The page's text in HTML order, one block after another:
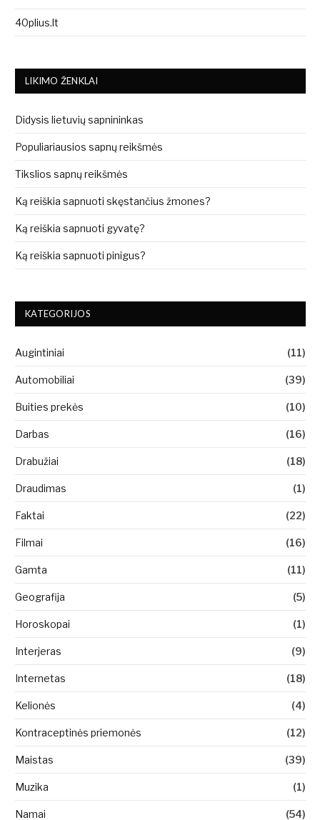
40plius.lt
LIKIMO ŽENKLAI
Didysis lietuvių sapnininkas
Populiariausios sapnų reikšmės
Tikslios sapnų reikšmės
Ką reiškia sapnuoti skęstančius žmones?
Ką reiškia sapnuoti gyvatę?
Ką reiškia sapnuoti pinigus?
KATEGORIJOS
Augintiniai (11)
Automobiliai (39)
Buities prekės (10)
Darbas (16)
Drabužiai (18)
Draudimas (1)
Faktai (22)
Filmai (16)
Gamta (11)
Geografija (5)
Horoskopai (1)
Interjeras (9)
Internetas (18)
Kelionės (4)
Kontraceptinės priemonės (12)
Maistas (39)
Muzika (1)
Namai (54)